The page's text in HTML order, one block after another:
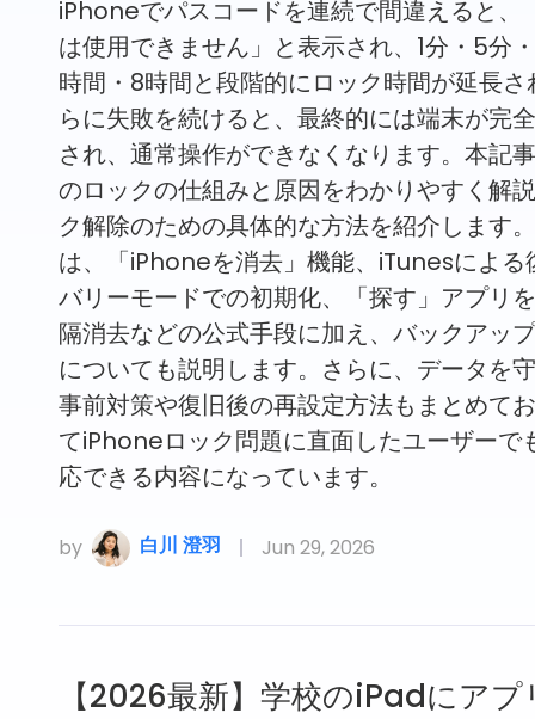
iPhoneでパスコードを連続で間違えると、
は使用できません」と表示され、1分・5分
時間・8時間と段階的にロック時間が延長
らに失敗を続けると、最終的には端末が完
され、通常操作ができなくなります。本記
のロックの仕組みと原因をわかりやすく解
ク解除のための具体的な方法を紹介します
は、「iPhoneを消去」機能、iTunesによる
バリーモードでの初期化、「探す」アプリ
隔消去などの公式手段に加え、バックアッ
についても説明します。さらに、データを
事前対策や復旧後の再設定方法もまとめて
てiPhoneロック問題に直面したユーザーで
応できる内容になっています。
by 白川 澄羽 Jun 29, 2026
【2026最新】学校のiPadにアプ